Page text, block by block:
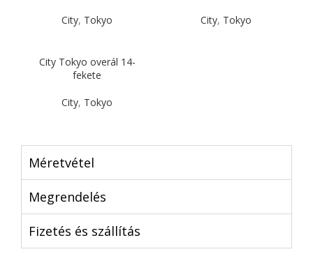
City, Tokyo City, Tokyo
City Tokyo overál 14-
fekete
City, Tokyo
Méretvétel
Megrendelés
Fizetés és szállítás